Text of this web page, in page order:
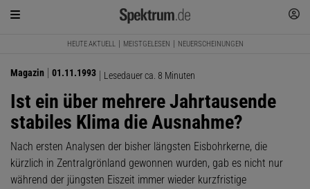
HEUTE AKTUELL MEISTGELESEN NEUERSCHEINUNGEN
Magazin 01.11.1993 Lesedauer ca. 8 Minuten
Ist ein über mehrere Jahrtausende
stabiles Klima die Ausnahme?
Nach ersten Analysen der bisher längsten Eisbohrkerne, die
kürzlich in Zentralgrönland gewonnen wurden, gab es nicht nur
während der jüngsten Eiszeit immer wieder kurzfristige